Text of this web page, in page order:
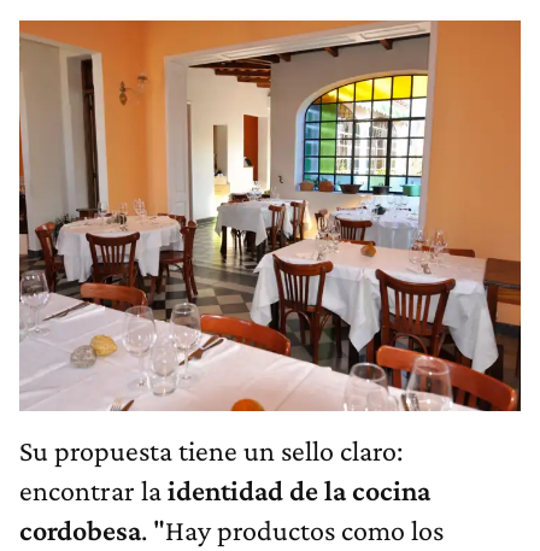
Su propuesta tiene un sello claro:
encontrar laidentidad de la cocina
cordobesa. "Hay productos como los